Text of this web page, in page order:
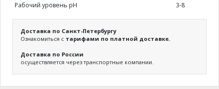
Рабочий уровень pH
3-8
Доставка по Санкт-Петербургу
Ознакомиться с тарифами по платной доставке.
Доставка по России
осуществляется через транспортные компании.